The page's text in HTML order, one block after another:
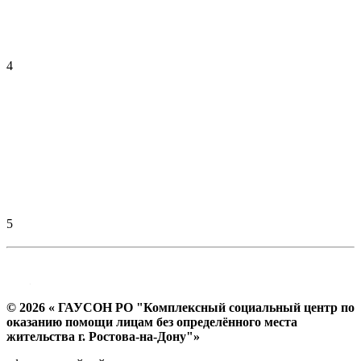
4
5
© 2026 « ГАУСОН РО "Комплексный социальный центр по
оказанию помощи лицам без определённого места
жительства г. Ростова-на-Дону"»